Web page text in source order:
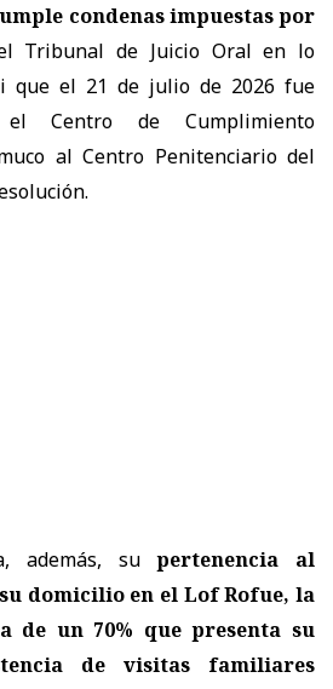
condenas impuestas por
Tribunal de Juicio Oral en lo
que el 21 de julio de 2026 fue
el Centro de Cumplimiento
al Centro Penitenciario del
además, supertenencia al
domicilio en el Lof Rofue, la
de un 70% que presenta su
de visitas familiares